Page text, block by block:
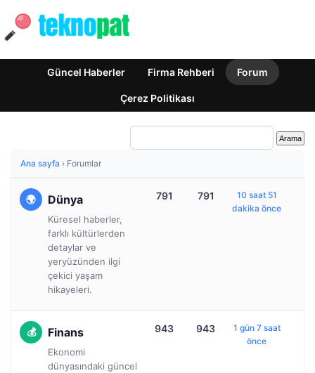
Güncel Haberler Firma Rehberi Forum
Çerez Politikası
Ana sayfa › Forumlar
Dünya
Küresel haberler,
farklı kültürlerden
detaylar ve
yeryüzünden ilgi
çekici yaşam
hikayeleri.
791 791
10 saat 51
dakika önce
Finans
Ekonomi
dünyasındaki güncel
943 943
1 gün 7 saat
önce